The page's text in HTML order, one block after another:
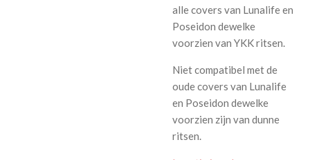
alle covers van Lunalife en
Poseidon dewelke
voorzien van YKK ritsen.
Niet compatibel met de
oude covers van Lunalife
en Poseidon dewelke
voorzien zijn van dunne
ritsen.